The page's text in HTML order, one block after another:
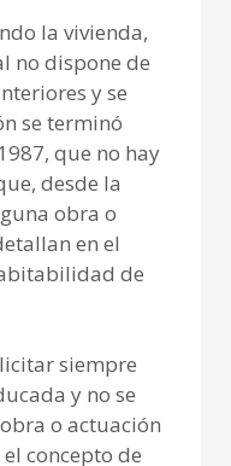
la vivienda,
no dispone de
y se
se terminó
que no hay
desde la
obra o
en el
de
siempre
y no se
o actuación
concepto de